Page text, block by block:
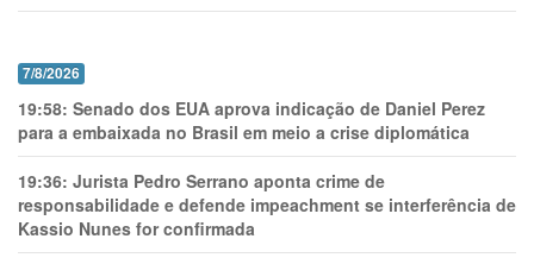
7/8/2026
19:58: Senado dos EUA aprova indicação de Daniel Perez
para a embaixada no Brasil em meio a crise diplomática
19:36: Jurista Pedro Serrano aponta crime de
responsabilidade e defende impeachment se interferência de
Kassio Nunes for confirmada